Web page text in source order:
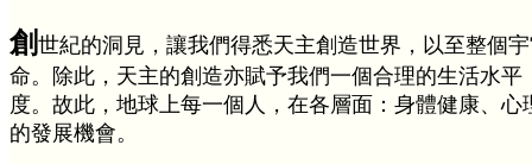
創 世紀的洞見，讓我們得悉天主創造世界，以至整個
命。除此，天主的創造亦賦予我們一個合理的生活水
度。故此，地球上每一個人，在各層面：身體健康、
的發展機會。